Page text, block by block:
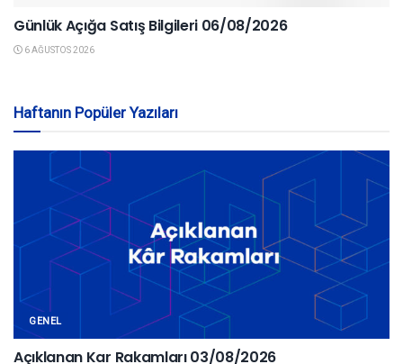
Günlük Açığa Satış Bilgileri 06/08/2026
6 AĞUSTOS 2026
Haftanın Popüler Yazıları
GENEL
Açıklanan Kar Rakamları 03/08/2026